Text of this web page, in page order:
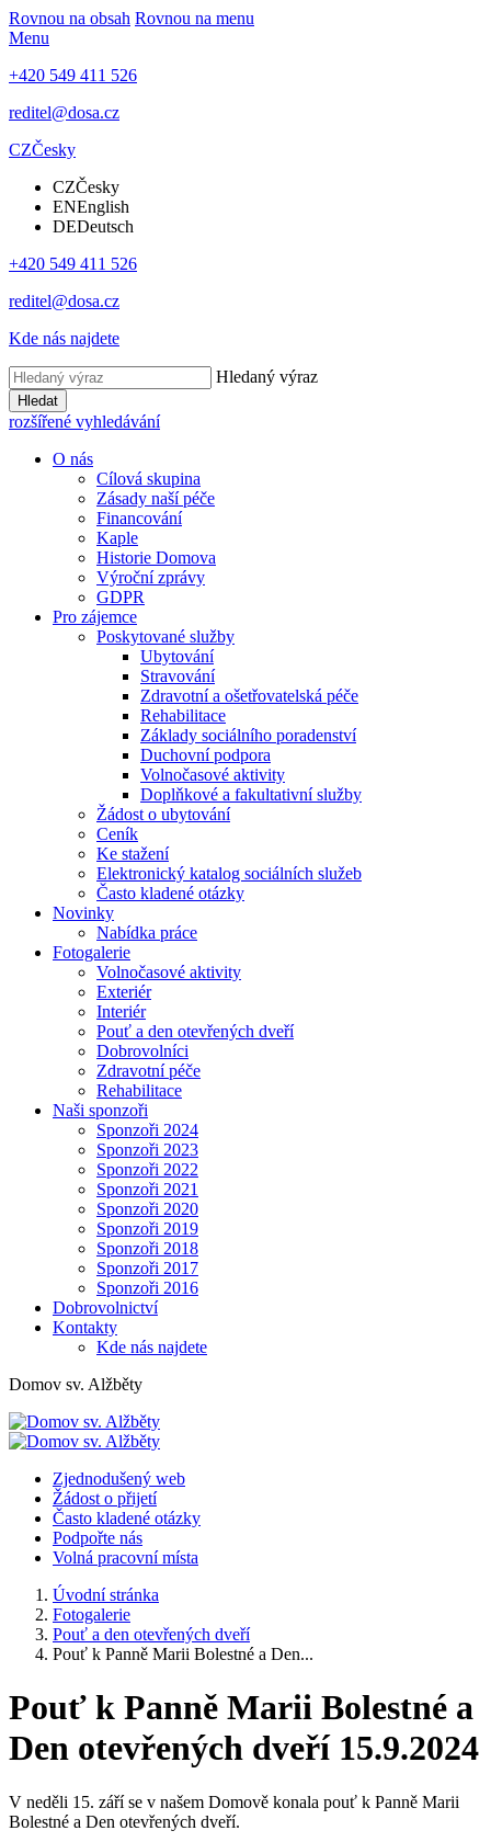
Rovnou na obsah Rovnou na menu
Menu
+420 549 411 526
reditel@dosa.cz
CZČesky
CZČesky
ENEnglish
DEDeutsch
+420 549 411 526
reditel@dosa.cz
Kde nás najdete
Hledaný výraz
Hledat
rozšířené vyhledávání
O nás
Cílová skupina
Zásady naší péče
Financování
Kaple
Historie Domova
Výroční zprávy
GDPR
Pro zájemce
Poskytované služby
Ubytování
Stravování
Zdravotní a ošetřovatelská péče
Rehabilitace
Základy sociálního poradenství
Duchovní podpora
Volnočasové aktivity
Doplňkové a fakultativní služby
Žádost o ubytování
Ceník
Ke stažení
Elektronický katalog sociálních služeb
Často kladené otázky
Novinky
Nabídka práce
Fotogalerie
Volnočasové aktivity
Exteriér
Interiér
Pouť a den otevřených dveří
Dobrovolníci
Zdravotní péče
Rehabilitace
Naši sponzoři
Sponzoři 2024
Sponzoři 2023
Sponzoři 2022
Sponzoři 2021
Sponzoři 2020
Sponzoři 2019
Sponzoři 2018
Sponzoři 2017
Sponzoři 2016
Dobrovolnictví
Kontakty
Kde nás najdete
Domov sv. Alžběty
Zjednodušený web
Žádost o přijetí
Často kladené otázky
Podpořte nás
Volná pracovní místa
Úvodní stránka
Fotogalerie
Pouť a den otevřených dveří
Pouť k Panně Marii Bolestné a Den...
Pouť k Panně Marii Bolestné a
Den otevřených dveří 15.9.2024
V neděli 15. září se v našem Domově konala pouť k Panně Marii
Bolestné a Den otevřených dveří.